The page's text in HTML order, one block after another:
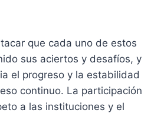
que cada uno de estos
sus aciertos y desafíos, y
el progreso y la estabilidad
continuo. La participación
a las instituciones y el